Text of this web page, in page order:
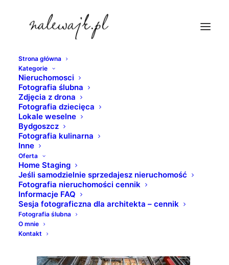
Strona główna
Kategorie
Nieruchomosci
Fotografia ślubna
Zdjęcia z drona
Fotografia dziecięca
Lokale weselne
Bydgoszcz
Fotografia kulinarna
Inne
Oferta
Home Staging
Jeśli samodzielnie sprzedajesz nieruchomość
Fotografia nieruchomości cennik
Informacje FAQ
Sesja fotograficzna dla architekta – cennik
Fotografia ślubna
O mnie
Kontakt
sesje-fotograficzne-hoteli
Strona Główna
Cukrownia Żnin | Wyjątkowa przestrzeń o charakterze
wypoczynkowo konferencyjno hotelowym.